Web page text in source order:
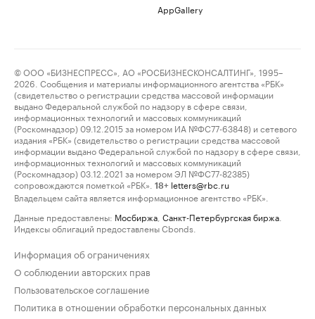
AppGallery
© ООО «БИЗНЕСПРЕСС», АО «РОСБИЗНЕСКОНСАЛТИНГ», 1995–
2026. Сообщения и материалы информационного агентства «РБК»
(свидетельство о регистрации средства массовой информации
выдано Федеральной службой по надзору в сфере связи,
информационных технологий и массовых коммуникаций
(Роскомнадзор) 09.12.2015 за номером ИА №ФС77-63848) и сетевого
издания «РБК» (свидетельство о регистрации средства массовой
информации выдано Федеральной службой по надзору в сфере связи,
информационных технологий и массовых коммуникаций
(Роскомнадзор) 03.12.2021 за номером ЭЛ №ФС77-82385)
сопровождаются пометкой «РБК».
18+ letters@rbc.ru
Владельцем сайта является информационное агентство «РБК».
Данные предоставлены: Мосбиржа Санкт-Петербургская биржа
Индексы облигаций предоставлены Cbonds.
Информация об ограничениях
О соблюдении авторских прав
Пользовательское соглашение
Политика в отношении обработки персональных данных